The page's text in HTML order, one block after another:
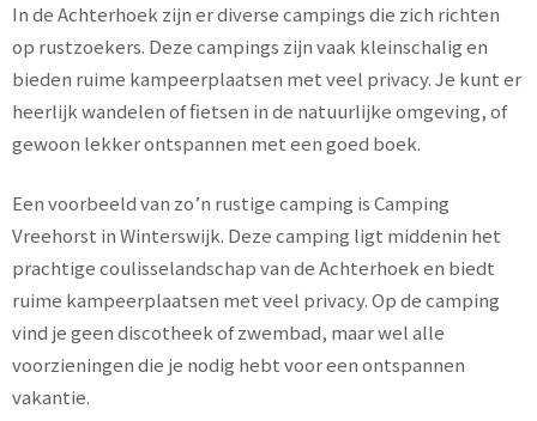
In de Achterhoek zijn er diverse campings die zich richten
op rustzoekers. Deze campings zijn vaak kleinschalig en
bieden ruime kampeerplaatsen met veel privacy. Je kunt er
heerlijk wandelen of fietsen in de natuurlijke omgeving, of
gewoon lekker ontspannen met een goed boek.
Een voorbeeld van zo’n rustige camping is Camping
Vreehorst in Winterswijk. Deze camping ligt middenin het
prachtige coulisselandschap van de Achterhoek en biedt
ruime kampeerplaatsen met veel privacy. Op de camping
vind je geen discotheek of zwembad, maar wel alle
voorzieningen die je nodig hebt voor een ontspannen
vakantie.